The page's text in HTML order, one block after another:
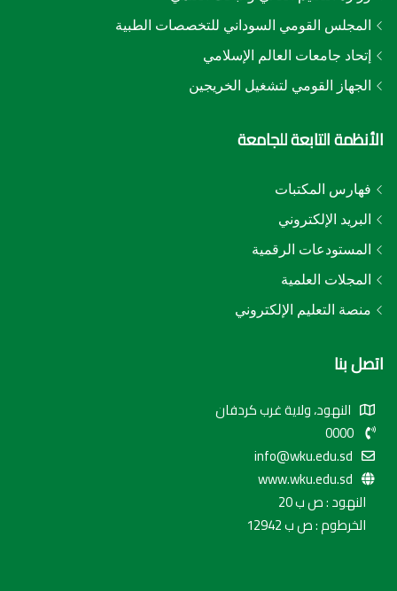
المجلس القومي السوداني للتخصصات الطبية
إتحاد جامعات العالم الإسلامي
الجهاز القومي لتشغيل الخريجين
الأنظمة التابعة للجامعة
فهارس المكتبات
البريد الإلكتروني
المستودعات الرقمية
المجلات العلمية
منصة التعليم الإلكتروني
اتصل بنا
النهود، ولاية غرب كردفان
info@wku.edu.sd
www.wku.edu.sd
النهود : ص ب 20
الخرطوم : ص ب 12942